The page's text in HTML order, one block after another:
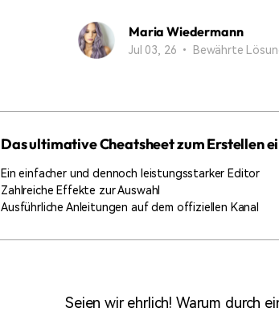
empfehlen,
Belohnungen erhalten
Maria Wiedermann
Jul 03, 26 • Bewährte
Das ultimative Cheatsheet zum Erstellen
Ein einfacher und dennoch leistungsstarker Editor
Zahlreiche Effekte zur Auswahl
Ausführliche Anleitungen auf dem offiziellen Kanal
Seien wir ehrlich! Warum durch